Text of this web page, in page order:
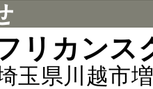
リカンス
玉県川越市